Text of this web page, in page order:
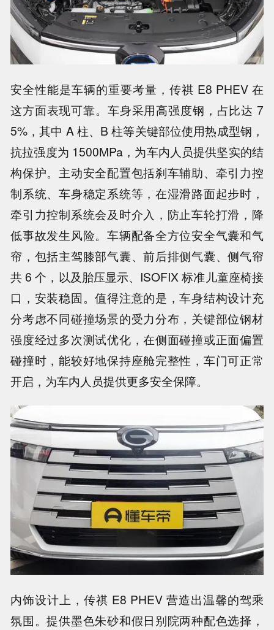
安全性能是车辆的重要考量，传祺 E8 PHEV 在
这方面表现可靠。车身采用高强度钢，占比达 7
5%，其中 A 柱、B 柱等关键部位使用热成型钢，
抗拉强度为 1500MPa，为车内人员提供坚实的结
构保护。主动安全配置包括刹车辅助、牵引力控
制系统、车身稳定系统等，在湿滑路面起步时，
牵引力控制系统会及时介入，防止车轮打滑，降
低事故发生风险。车辆配备全方位安全气囊和气
帘，包括主驾膝部气囊、前后排侧气囊、侧气帘
共 6 个，以及胎压显示、ISOFIX 标准儿童座椅接
口，安装稳固。值得注意的是，车身结构设计充
分考虑不同碰撞场景的受力分布，关键部位钢材
强度经过多次测试优化，在侧面碰撞或正面偏置
碰撞时，能较好地保持座舱完整性，车门可正常
开启，为车内人员提供更多安全保障。
内饰设计上，传祺 E8 PHEV 营造出温馨的驾乘
氛围。提供墨色朱砂和假日别院两种配色选择，